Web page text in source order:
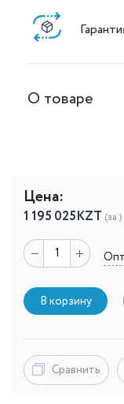
О товаре
Цена:
1 195 025KZT (за )
В корзину
Сравнить